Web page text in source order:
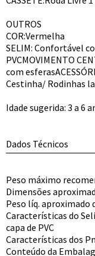
OUTROS
COR:Vermelha
SELIM: Confortável
PVCMOVIMENTO
com
Cestinha/ Rodinhas
Idade sugerida: 3 a 6
Dados Técnicos
Peso máximo
Dimensões
Peso líq. aproximado
Características do
capa de PVC
Características dos
Conteúdo da